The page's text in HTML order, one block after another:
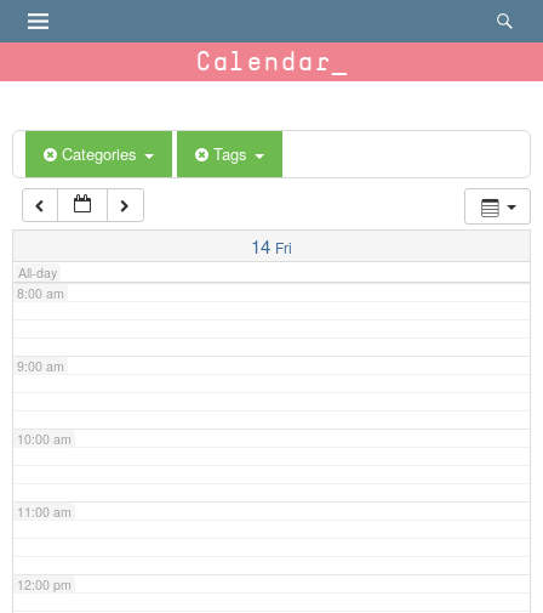
Calendar
Categories Tags
14 Fri
All-day
6:00 am
7:00 am
8:00 am
9:00 am
10:00 am
11:00 am
12:00 pm